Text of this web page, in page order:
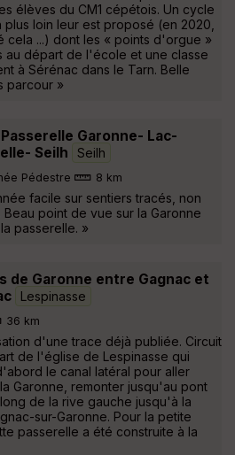
élèves du CM1 cépétois. Un cycle
loin leur est proposé (en 2020,
cela ...) dont les « points d'orgue »
au départ de l'école et une classe
à Sérénac dans le Tarn. Belle
parcour »
Garonne- Lac-
Seilh
Seilh
Pédestre 8 km
facile sur sentiers tracés, non
Beau point de vue sur la Garonne
passerelle. »
de Garonne entre Gagnac et
Lespinasse
36 km
d'une trace déjà publiée. Circuit
de l'église de Lespinasse qui
le canal latéral pour aller
Garonne, remonter jusqu'au pont
de la rive gauche jusqu'à la
sur-Garonne. Pour la petite
passerelle a été construite à la